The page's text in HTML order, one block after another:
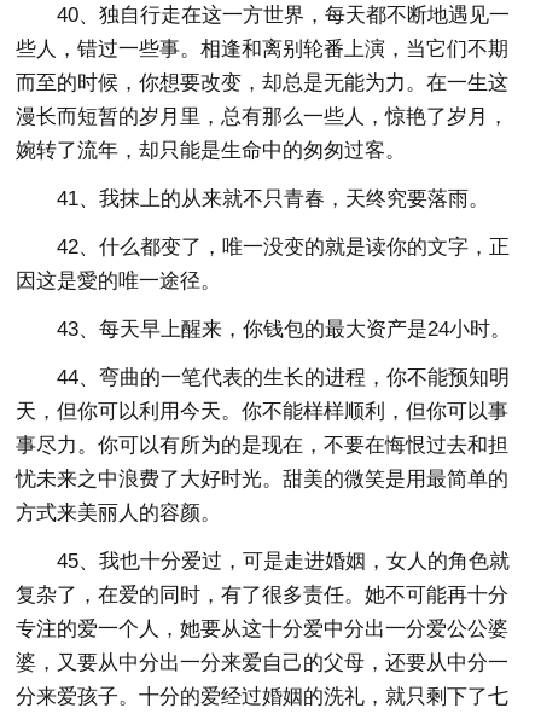
40、独自行走在这一方世界，每天都不断地遇见一
些人，错过一些事。相逢和离别轮番上演，当它们不期
而至的时候，你想要改变，却总是无能为力。在一生这
漫长而短暂的岁月里，总有那么一些人，惊艳了岁月，
婉转了流年，却只能是生命中的匆匆过客。
41、我抹上的从来就不只青春，天终究要落雨。
42、什么都变了，唯一没变的就是读你的文字，正
因这是愛的唯一途径。
43、每天早上醒来，你钱包的最大资产是24小时。
44、弯曲的一笔代表的生长的进程，你不能预知明
天，但你可以利用今天。你不能样样顺利，但你可以事
事尽力。你可以有所为的是现在，不要在悔恨过去和担
忧未来之中浪费了大好时光。甜美的微笑是用最简单的
方式来美丽人的容颜。
45、我也十分爱过，可是走进婚姻，女人的角色就
复杂了，在爱的同时，有了很多责任。她不可能再十分
专注的爱一个人，她要从这十分爱中分出一分爱公公婆
婆，又要从中分出一分来爱自己的父母，还要从中分一
分来爱孩子。十分的爱经过婚姻的洗礼，就只剩下了七